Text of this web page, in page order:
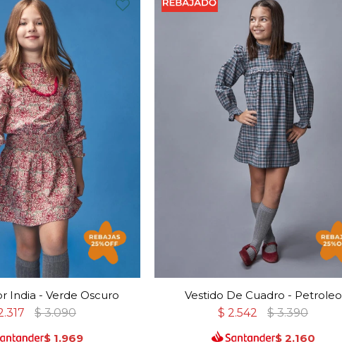
India - Verde Oscuro
$ 3.090
$ 1.969
Vestido De Cuadro - Petroleo
$ 2.542 $ 3.390
$ 2.160